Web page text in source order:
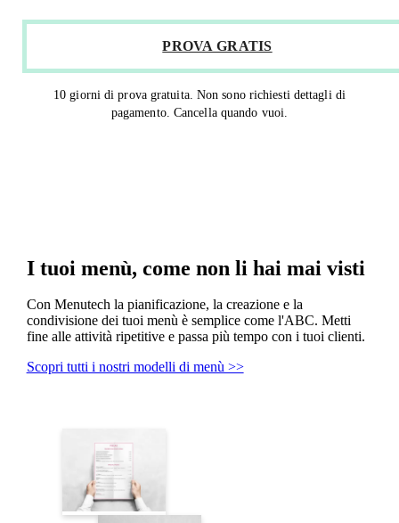
PROVA GRATIS
10 giorni di prova gratuita. Non sono richiesti dettagli di
pagamento. Cancella quando vuoi.
I tuoi menù, come non li hai mai visti
Con Menutech la pianificazione, la creazione e la
condivisione dei tuoi menù è semplice come l'ABC. Metti
fine alle attività ripetitive e passa più tempo con i tuoi clienti.
Scopri tutti i nostri modelli di menù >>